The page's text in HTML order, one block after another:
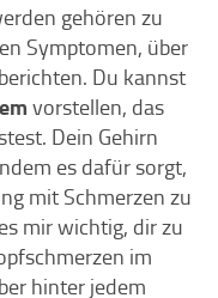
gehören zu
Symptomen, über
Du kannst
vorstellen, das
Dein Gehirn
es dafür sorgt,
mit Schmerzen zu
mir wichtig, dir zu
im
hinter jedem